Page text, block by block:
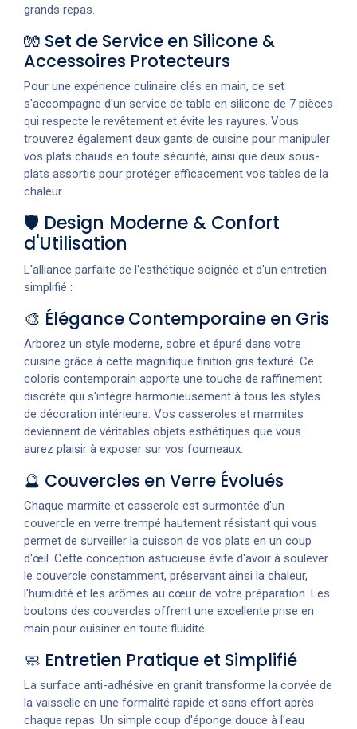
grands repas.
🧤 Set de Service en Silicone &
Accessoires Protecteurs
Pour une expérience culinaire clés en main, ce set
s'accompagne d'un service de table en silicone de 7 pièces
qui respecte le revêtement et évite les rayures. Vous
trouverez également deux gants de cuisine pour manipuler
vos plats chauds en toute sécurité, ainsi que deux sous-
plats assortis pour protéger efficacement vos tables de la
chaleur.
🛡️ Design Moderne & Confort
d'Utilisation
L'alliance parfaite de l'esthétique soignée et d'un entretien
simplifié :
🎨 Élégance Contemporaine en Gris
Arborez un style moderne, sobre et épuré dans votre
cuisine grâce à cette magnifique finition gris texturé. Ce
coloris contemporain apporte une touche de raffinement
discrète qui s'intègre harmonieusement à tous les styles
de décoration intérieure. Vos casseroles et marmites
deviennent de véritables objets esthétiques que vous
aurez plaisir à exposer sur vos fourneaux.
🔮 Couvercles en Verre Évolués
Chaque marmite et casserole est surmontée d'un
couvercle en verre trempé hautement résistant qui vous
permet de surveiller la cuisson de vos plats en un coup
d'œil. Cette conception astucieuse évite d'avoir à soulever
le couvercle constamment, préservant ainsi la chaleur,
l'humidité et les arômes au cœur de votre préparation. Les
boutons des couvercles offrent une excellente prise en
main pour cuisiner en toute fluidité.
🧼 Entretien Pratique et Simplifié
La surface anti-adhésive en granit transforme la corvée de
la vaisselle en une formalité rapide et sans effort après
chaque repas. Un simple coup d'éponge douce à l'eau